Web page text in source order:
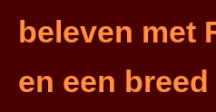
beleven met
en een